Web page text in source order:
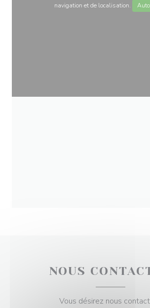
navigation et de localisation.
NOUS
Vous désirez nous